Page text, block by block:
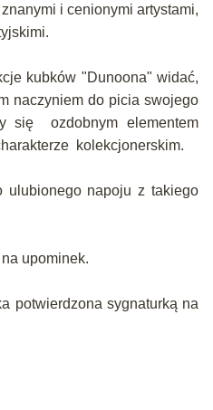
i cenionymi artystami,
kubków "Dunoona" widać,
naczyniem do picia swojego
się ozdobnym elementem
kolekcjonerskim.
ulubionego napoju z takiego
upominek.
potwierdzona sygnaturką na